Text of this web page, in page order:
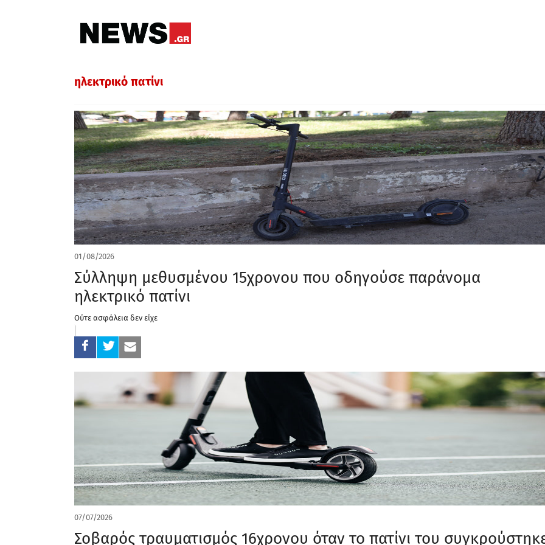
ηλεκτρικό πατίνι
01/08/2026
Σύλληψη μεθυσμένου 15χρονου που οδηγούσε παράνομα
ηλεκτρικό πατίνι
Ούτε ασφάλεια δεν είχε
07/07/2026
Σοβαρός τραυματισμός 16χρονου όταν το πατίνι του